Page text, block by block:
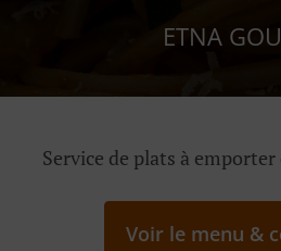
ETNA
Service de plats à
Voir le menu &